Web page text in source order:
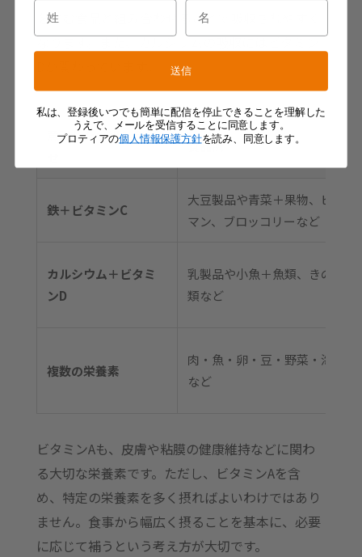
を含む食品と組み合わせることで吸収されやすく
なります。また、カルシウムの吸収にはビタミン
意識したい組み合わ
食品例
鉄＋ビタミンC
大豆製品や青菜＋果物、ピー
マン、ブロッコリーなど
カルシウム＋ビタミ
ンD
乳製品や小魚＋魚類、きのこ
類など
複数の栄養素
肉・魚・卵・豆・野菜・海藻
など
ビタミンAも、皮膚や粘膜の健康維持などに関わ
る大切な栄養素です。ただし、ビタミンAを含
め、特定の栄養素を多く摂ればよいわけではあり
ません。食事から幅広く摂ることを基本に、必要
に応じて補うという考え方が大切です。
送信
私は、登録後いつでも簡単に配信を停止できることを理解した
うえで、メールを受信することに同意します。
プロティアの個人情報保護方針を読み、同意します。